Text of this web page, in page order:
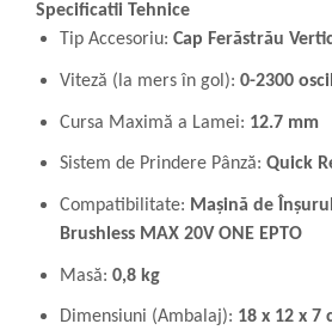
Specificatii Tehnice
Tip Accesoriu: Cap Ferăstrău
Viteză (la mers în gol): 0-2300
Cursa Maximă a Lamei: 12.7 mm
Sistem de Prindere Pânză: Quick
Compatibilitate: Mașină de
Brushless MAX 20V ONE EPTO
Masă: 0,8 kg
Dimensiuni (Ambalaj): 18 x 12 x 7